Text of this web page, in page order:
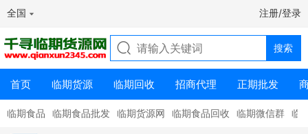
全国 注册/登录
首页 临期货源 临期回收 招商代理 正期批发
临期食品 临期食品批发 临期货源网 临期食品回收 临期微信群 临